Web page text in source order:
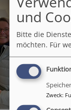
und
Bitte die
möchten. Für
Zweck: